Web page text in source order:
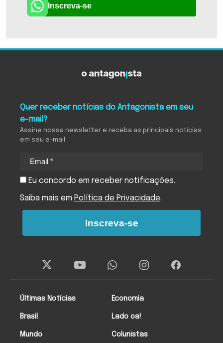
Inscreva-se
Últimas Notícias
Brasil
Mundo
Economia
Lado oa!
Colunistas
Quer receber notícias do Antagonista em seu
e-mail?
Assine nossa newsletter e receba as principais notícias
em seu e-mail
Eu concordo em receber notificações.
Saiba mais em Política de Privacidade.
Inscreva-se